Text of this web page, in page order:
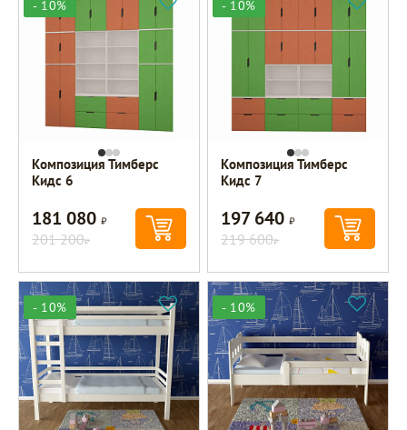
- 10%
Композиция Тимберс
Кидс 6
181 080Р
201 200Р
- 10%
Композиция Тимберс
Кидс 7
197 640Р
219 600Р
- 10% - 10%